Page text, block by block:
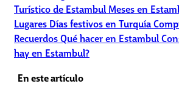
Turístico de Estambul Meses en
Lugares Días festivos en Turquía
RecuerdosQué hacer en Estambul
hay en Estambul?
En este artículo